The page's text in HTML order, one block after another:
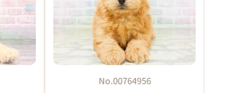
No.00764956